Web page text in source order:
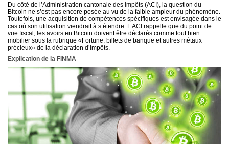
Du côté de l’Administration cantonale des impôts (ACI), la question du
Bitcoin ne s’est pas encore posée au vu de la faible ampleur du phénomène.
Toutefois, une acquisition de compétences spécifiques est envisagée dans le
cas où son utilisation viendrait à s’étendre. L’ACI rappelle que du point de
vue fiscal, les avoirs en Bitcoin doivent être déclarés comme tout bien
mobilier sous la rubrique «Fortune, billets de banque et autres métaux
précieux» de la déclaration d’impôts.
Explication de la FINMA